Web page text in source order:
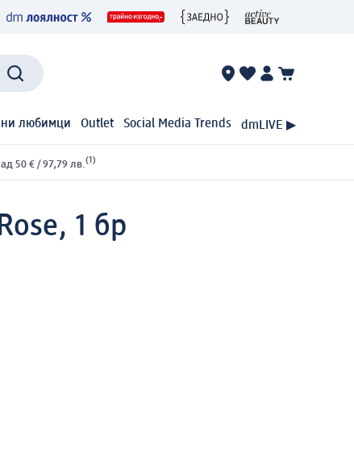
любимци Outlet Social Media Trends dmLIVE ▶
50 € / 97,79 лв. (1)
1 бр